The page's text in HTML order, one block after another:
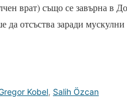
врат) също се завърна в
да отсъства заради
Kobel, Salih Özcan